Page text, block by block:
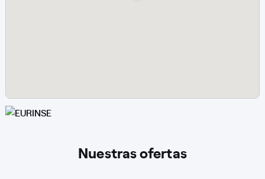
Nuestras ofertas